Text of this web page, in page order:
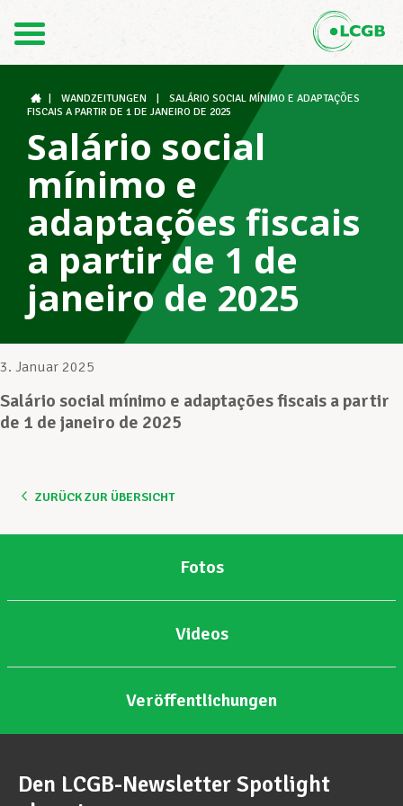
FR
Der LCGB
Gewerkschaftsstrukturen
Unterstützung im Arbeitsalltag
Ihre Rechte
WANDZEITUNGEN
SALÁRIO SOCIAL MÍNIMO E ADAPTAÇÕES
FISCAIS A PARTIR DE 1 DE JANEIRO DE 2025
Salário social
mínimo e
adaptações fiscais
a partir de 1 de
janeiro de 2025
3. Januar 2025
Salário social mínimo e adaptações fiscais a partir
de 1 de janeiro de 2025
ZURÜCK ZUR ÜBERSICHT
Fotos
Videos
Veröffentlichungen
Den LCGB-Newsletter Spotlight